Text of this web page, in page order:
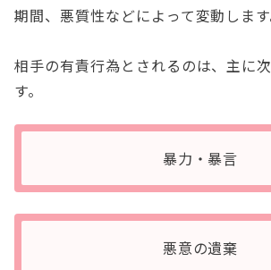
期間、悪質性などによって変動します
相手の有責行為とされるのは、主に
す。
暴力・暴言
悪意の遺棄